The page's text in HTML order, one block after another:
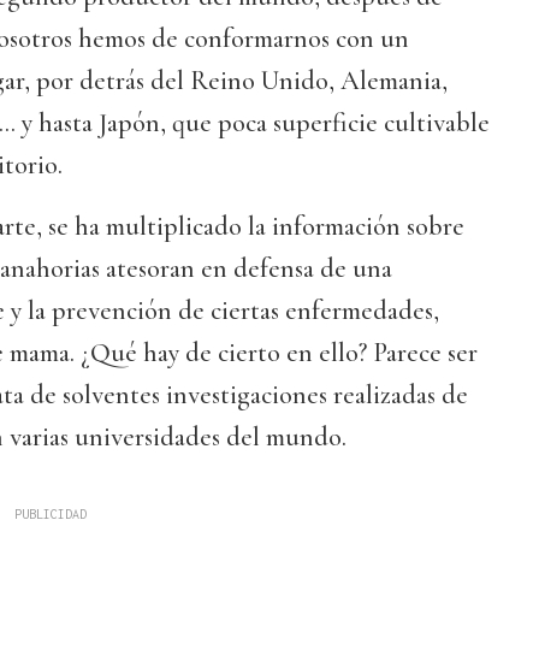
hemos de conformarnos con un
por detrás del Reino Unido, Alemania,
y hasta Japón, que poca superficie cultivable
se ha multiplicado la información sobre
atesoran en defensa de una
la prevención de ciertas enfermedades,
¿Qué hay de cierto en ello? Parece ser
de solventes investigaciones realizadas de
universidades del mundo.